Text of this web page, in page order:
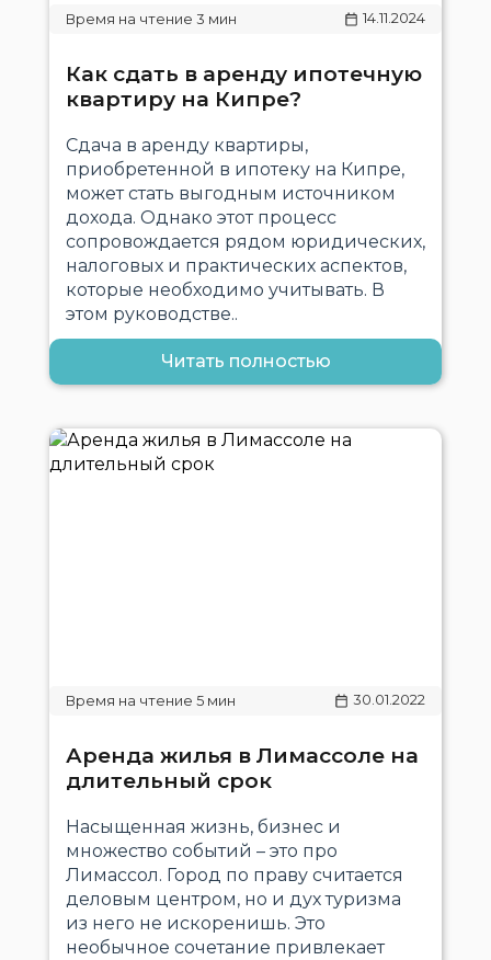
14.11.2024
Как сдать в аренду ипотечную
квартиру на Кипре?
Сдача в аренду квартиры,
приобретенной в ипотеку на Кипре,
может стать выгодным источником
дохода. Однако этот процесс
сопровождается рядом юридических,
налоговых и практических аспектов,
которые необходимо учитывать. В
этом руководстве..
Читать полностью
30.01.2022
Аренда жилья в Лимассоле на
длительный срок
Насыщенная жизнь, бизнес и
множество событий – это про
Лимассол. Город по праву считается
деловым центром, но и дух туризма
из него не искоренишь. Это
необычное сочетание привлекает